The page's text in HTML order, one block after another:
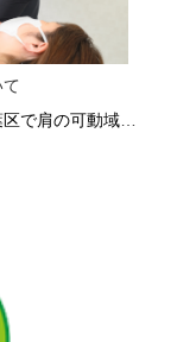
横浜市青葉区で肩の可動域改善 硬さを解消する整体施術